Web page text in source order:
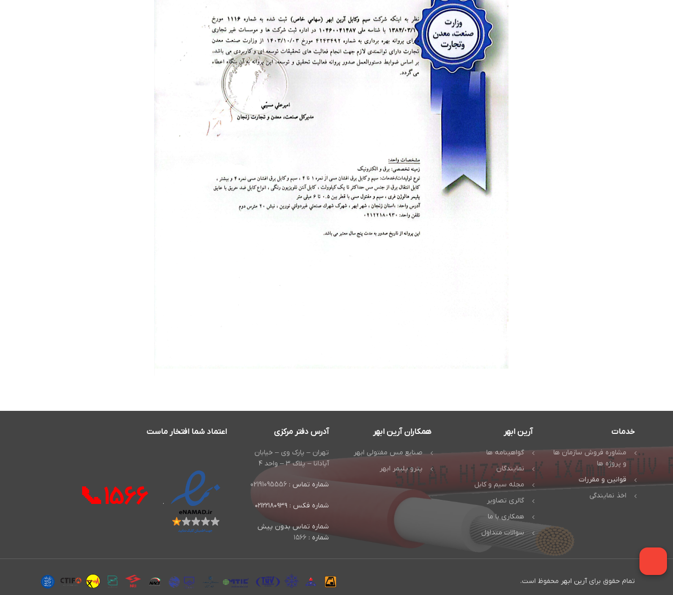
خدمات
مشاوره فروش سازمان ها
و پروژه ها
قوانین و مقررات
اخذ نمایندگی
آرین ابهر
گواهینامه ها
نمایندگان
مجله سیم و کابل
گالری تصاویر
همکاری با ما
سوالات متداول
همکاران آرین ابهر
صنایع مس مفتولی ابهر
پترو پلیمر ابهر
آدرس دفتر مرکزی
تهران – پارک وی – خیابان
آپادانا – پلاک ۳ – واحد ۴
شماره تماس : 02191095556
شماره فکس : ۰۲۱۲۲۱۸۰۹۳۹
شماره تماس بدون پیش
شماره : ۱۵۶۶
اعتماد شما افتخار ماست
.
1566📞
تمام حقوق برایآرین ابهر محفوظ است.